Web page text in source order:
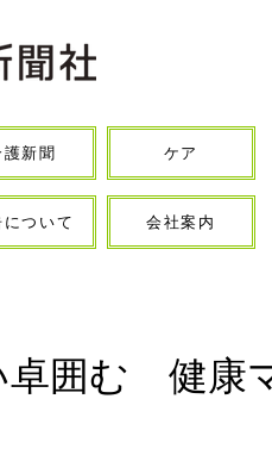
護新聞 ケア
について 会社案内
卓囲む 健康